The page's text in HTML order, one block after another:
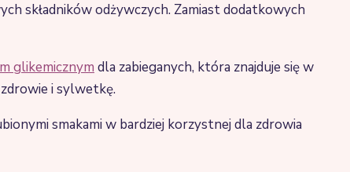
składników odżywczych. Zamiast dodatkowych
glikemicznym dla zabieganych, która znajduje się w
zdrowie i sylwetkę.
smakami w bardziej korzystnej dla zdrowia